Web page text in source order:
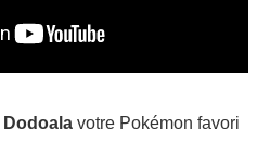
Dodoala votre Pokémon favori